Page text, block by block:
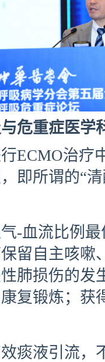
危重症医学
ECMO治疗
即所谓的“
-血流比例
留自主咳嗽
肺损伤的发
复锻炼；获
痰液引流，